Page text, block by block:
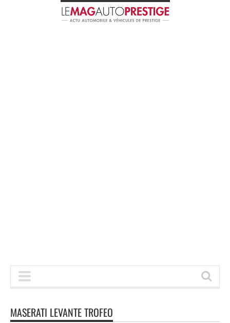
MASERATI LEVANTE TROFEO